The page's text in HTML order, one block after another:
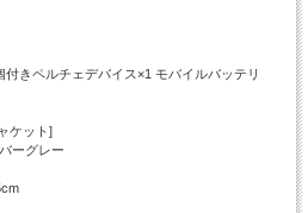
きペルチェデバイス×1 モバイルバッテリ
ケット]
ーグレー